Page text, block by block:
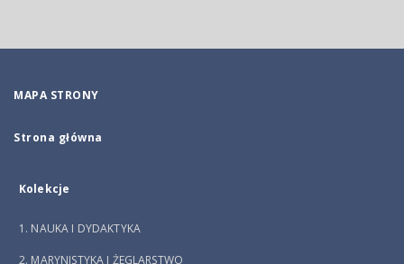
MAPA STRONY
Strona główna
Kolekcje
1. NAUKA I DYDAKTYKA
2. MARYNISTYKA I ŻEGLARSTWO